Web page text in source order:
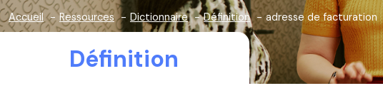
Accueil Ressources Dictionnaire Définition adresse de facturation
Définition